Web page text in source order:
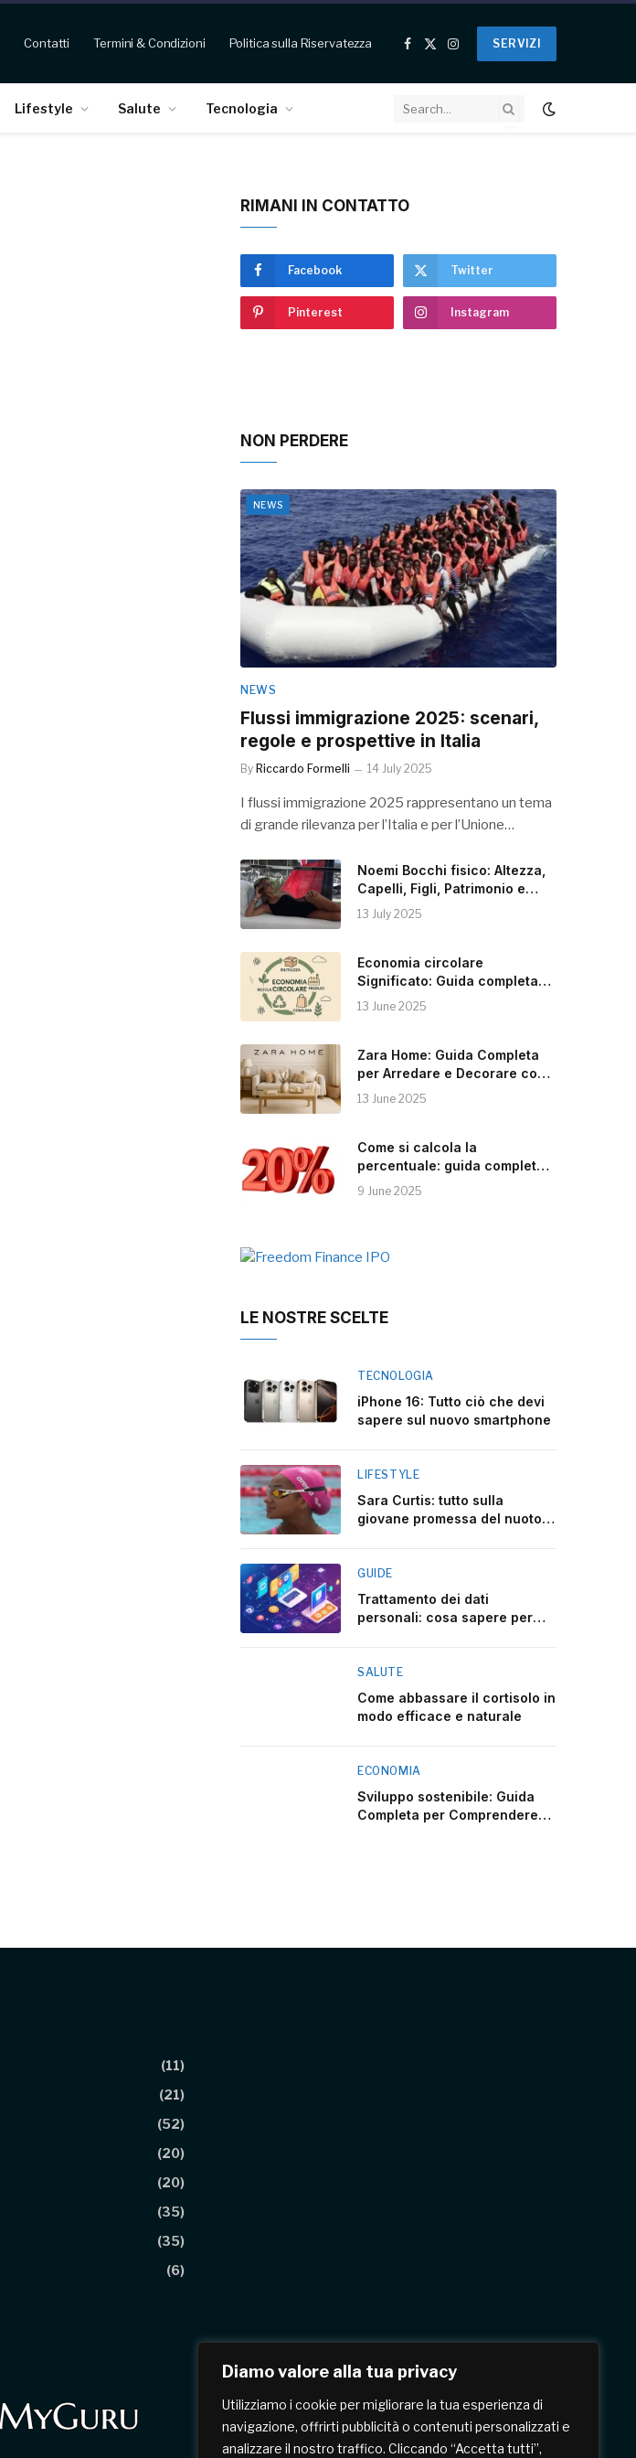
Diamo valore alla tua privacy
Utilizziamo i cookie per migliorare la tua esperienza di
navigazione, offrirti pubblicità o contenuti personalizzati e
analizzare il nostro traffico. Cliccando “Accetta tutti”,
Contatti Termini & Condizioni Politica sulla Riservatezza
Facebook
X
Instagram
SERVIZI
Lifestyle Salute Tecnologia
RIMANI IN CONTATTO
Facebook Twitter
Pinterest Instagram
NON PERDERE
NEWS
NEWS
Flussi immigrazione 2025: scenari,
regole e prospettive in Italia
By Riccardo Formelli 14 July 2025
I flussi immigrazione 2025 rappresentano un tema
di grande rilevanza per l’Italia e per l’Unione…
Noemi Bocchi fisico: Altezza,
Capelli, Figli, Patrimonio e
Instagram
13 July 2025
Economia circolare
Significato: Guida completa
alla Sostenibilità
13 June 2025
Zara Home: Guida Completa
per Arredare e Decorare con
Stile
13 June 2025
Come si calcola la
percentuale: guida completa e
pratica
9 June 2025
LE NOSTRE SCELTE
TECNOLOGIA
iPhone 16: Tutto ciò che devi
sapere sul nuovo smartphone
LIFESTYLE
Sara Curtis: tutto sulla
giovane promessa del nuoto
GUIDE
Trattamento dei dati
personali: cosa sapere per
SALUTE
Come abbassare il cortisolo in
modo efficace e naturale
ECONOMIA
Sviluppo sostenibile: Guida
Completa per Comprendere
(11)
(21)
(52)
(20)
(20)
(35)
(35)
(6)